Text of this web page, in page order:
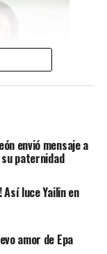
y se
sobre lo
la
de
los c
embarazoy
después
envió mensaje a
paternidad
Así luce Yailin en
amor de Epa